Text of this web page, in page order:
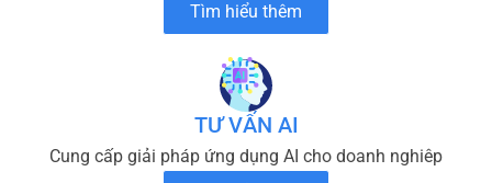
Tìm hiểu thêm
TƯ VẤN AI
Cung cấp giải pháp ứng dụng AI cho doanh nghiêp